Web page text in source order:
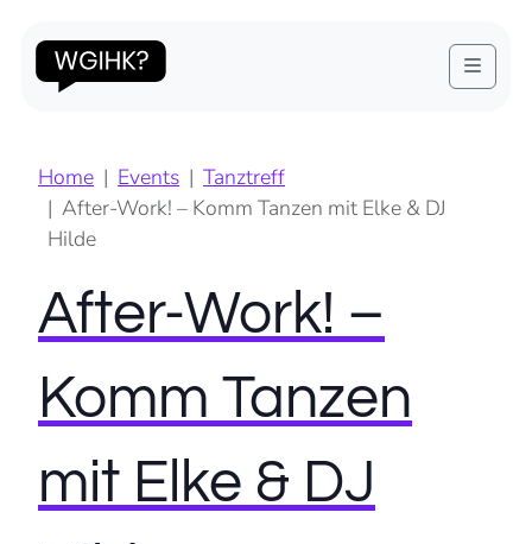
Menu
Home Events
Tanztreff
After-Work! – Komm Tanzen mit Elke & DJ
Hilde
After-Work! –
Komm Tanzen
mit Elke & DJ